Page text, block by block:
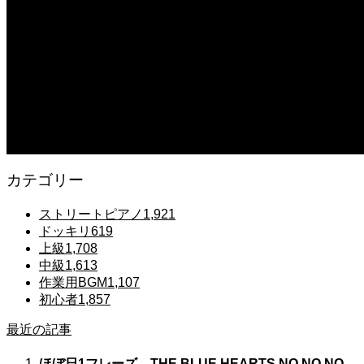
カテゴリー
ストリートピアノ 1,921
ドッキリ 619
上級1,708
中級1,613
作業用BGM1,107
初心者1,857
最近の記事